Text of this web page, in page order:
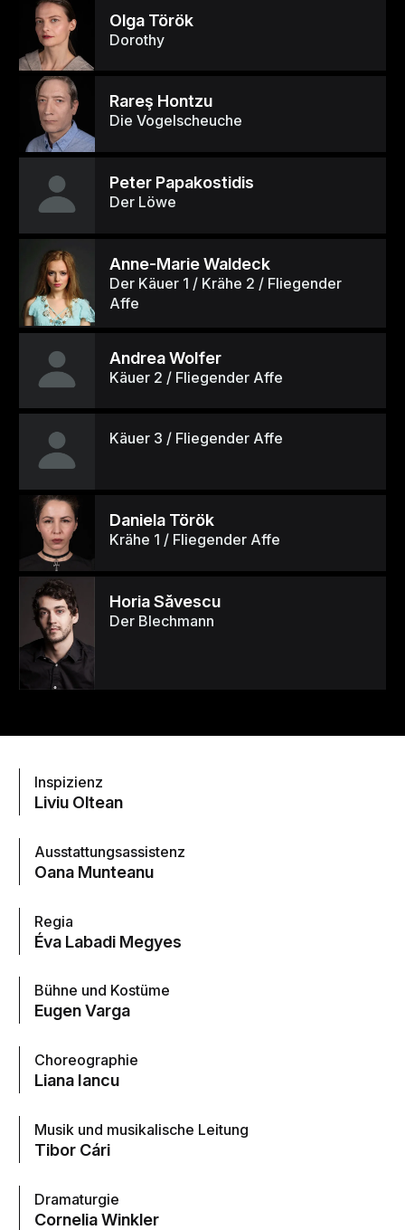
Olga Török
Dorothy
Rareş Hontzu
Die Vogelscheuche
Peter Papakostidis
Der Löwe
Anne-Marie Waldeck
Der Käuer 1 / Krähe 2 / Fliegender
Affe
Andrea Wolfer
Käuer 2 / Fliegender Affe
Käuer 3 / Fliegender Affe
Daniela Török
Krähe 1 / Fliegender Affe
Horia Săvescu
Der Blechmann
Inspizienz
Liviu Oltean
Ausstattungsassistenz
Oana Munteanu
Regia
Éva Labadi Megyes
Bühne und Kostüme
Eugen Varga
Choreographie
Liana Iancu
Musik und musikalische Leitung
Tibor Cári
Dramaturgie
Cornelia Winkler